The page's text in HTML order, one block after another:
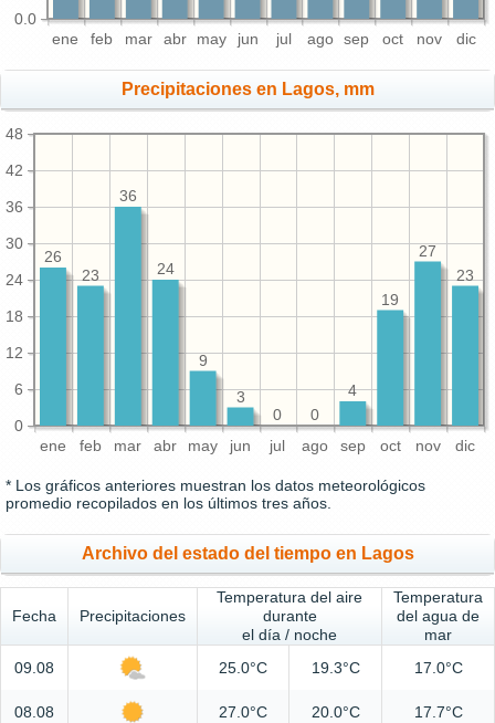
ene feb mar abr may jun jul ago sep oct nov dic
0.0
Precipitaciones en Lagos, mm
ene feb mar abr may jun jul ago sep oct nov dic
0
6
12
18
24
30
36
42
48
23
27
19
4
0
0
3
9
24
36
23
26
* Los gráficos anteriores muestran los datos meteorológicos
promedio recopilados en los últimos tres años.
Archivo del estado del tiempo en Lagos
Fecha Precipitaciones
Temperatura del aire
durante
el día / noche
Temperatura
del agua de
mar
09.08
25.0°C 19.3°C 17.0°C
08.08 27.0°C 20.0°C 17.7°C